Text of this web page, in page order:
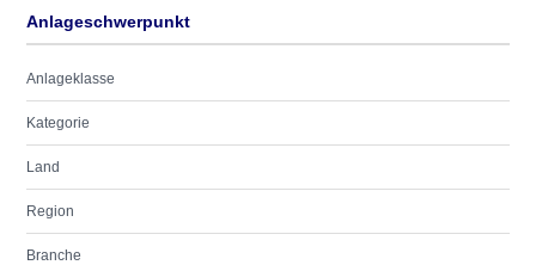
Anlageschwerpunkt
Anlageklasse
Kategorie
Land
Region
Branche